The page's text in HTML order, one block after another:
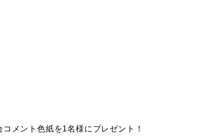
メント色紙を1名様にプレゼント！